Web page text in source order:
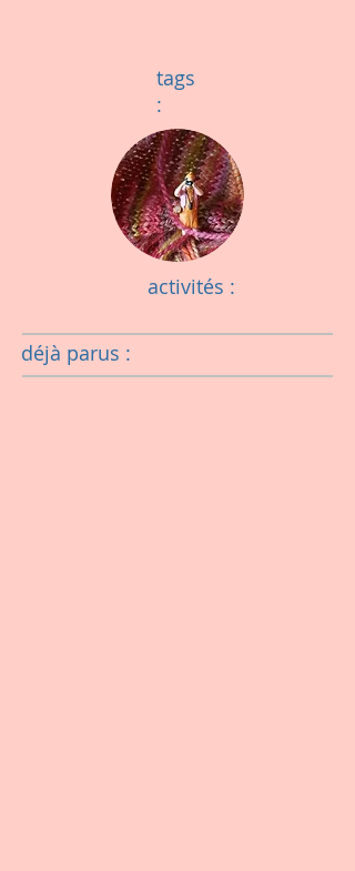
tags
:
activités :
déjà parus :